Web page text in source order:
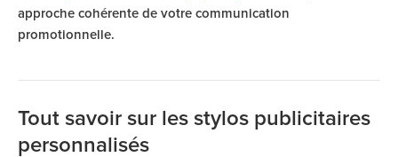
approche cohérente de votre communication
promotionnelle.
Tout savoir sur les stylos publicitaires
personnalisés